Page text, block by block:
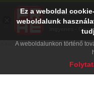
Ez a weboldal
weboldalunk
A weboldalunkon történő
PRAE.HU
Digital
Ingyenes -